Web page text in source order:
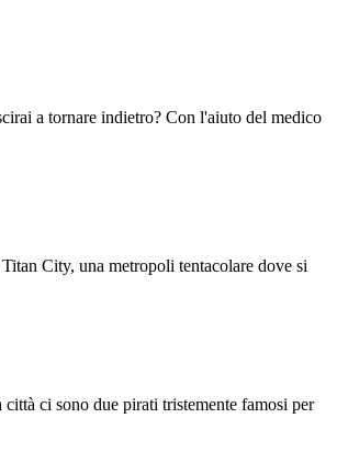
a tornare indietro? Con l'aiuto del medico
City, una metropoli tentacolare dove si
ci sono due pirati tristemente famosi per